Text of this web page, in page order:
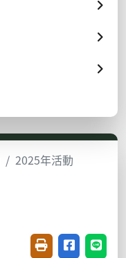
2025年活動
友善列印(開新視
分享至臉書
分享